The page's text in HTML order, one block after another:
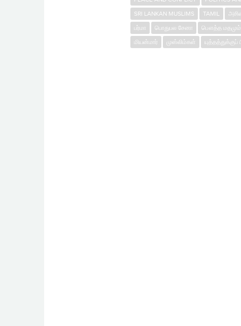
SRI LANKAN MUSLIMS
TAMIL
பர்மா
பொதுபல சேனா பௌத்த மதமும்
மியன்மார்
முஸ்லிம்கள்